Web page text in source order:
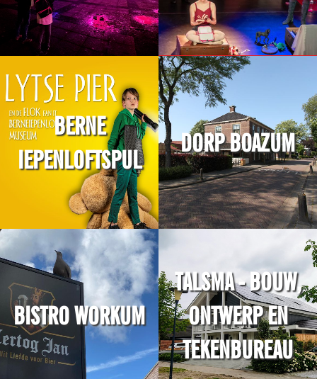
BERNE
IEPENLOFTSPUL
DORP BOAZUM
BISTRO WORKUM
TALSMA - BOUW,
ONTWERP EN
TEKENBUREAU